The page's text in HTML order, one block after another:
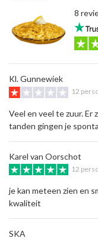
8
Kl. Gunnewiek
12
Veel en veel te zuur. Er
tanden gingen je
Karel van Oorschot
12
je kan meteen zien en
kwaliteit
SKA